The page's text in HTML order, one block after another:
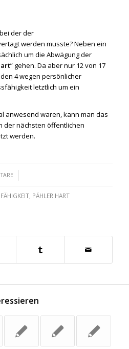
der der
werden musste? Neben ein
um die Abwägung der
” gehen. Da aber nur 12 von 17
4 wegen persönlicher
letztlich um ein
anwesend waren, kann man das
der nächsten öffentlichen
werden.
, PÄHLER HART